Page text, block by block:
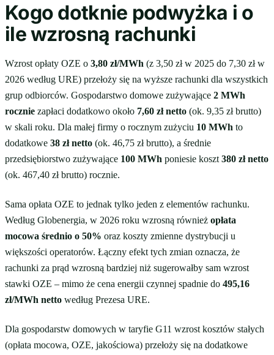
Kogo dotknie podwyżka i o
ile wzrosną rachunki
Wzrost opłaty OZE o 3,80 zł/MWh (z 3,50 zł w 2025 do 7,30 zł w
2026 według URE) przełoży się na wyższe rachunki dla wszystkich
grup odbiorców. Gospodarstwo domowe zużywające 2 MWh
rocznie zapłaci dodatkowo około 7,60 zł netto (ok. 9,35 zł brutto)
w skali roku. Dla małej firmy o rocznym zużyciu 10 MWh to
dodatkowe 38 zł netto (ok. 46,75 zł brutto), a średnie
przedsiębiorstwo zużywające 100 MWh poniesie koszt 380 zł netto
(ok. 467,40 zł brutto) rocznie.
Sama opłata OZE to jednak tylko jeden z elementów rachunku.
Według Globenergia, w 2026 roku wzrosną również opłata
mocowa średnio o 50% oraz koszty zmienne dystrybucji u
większości operatorów. Łączny efekt tych zmian oznacza, że
rachunki za prąd wzrosną bardziej niż sugerowałby sam wzrost
stawki OZE – mimo że cena energii czynnej spadnie do 495,16
zł/MWh netto według Prezesa URE.
Dla gospodarstw domowych w taryfie G11 wzrost kosztów stałych
(opłata mocowa, OZE, jakościowa) przełoży się na dodatkowe